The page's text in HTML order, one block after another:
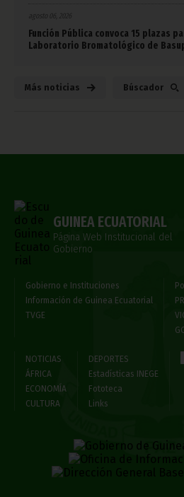
agosto 06, 2026
Función Pública convoca 15 plazas
Laboratorio Bromatológico de
Más noticias Búscador
GUINEA ECUATORIAL
Página Web Institucional del
Gobierno
Gobierno e Instituciones
Información de Guinea Ecuatorial
TVGE
NOTICIAS
ÁFRICA
ECONOMÍA
CULTURA
DEPORTES
Estadísticas INEGE
Fototeca
Links